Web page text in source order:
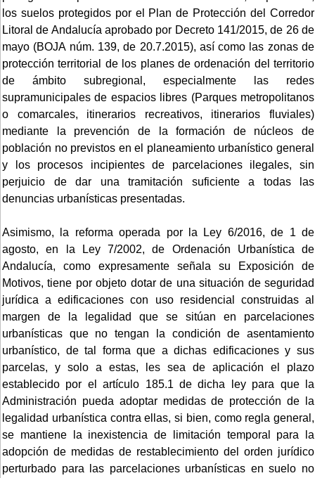
los suelos protegidos por el Plan de Protección del Corredor
Litoral de Andalucía aprobado por Decreto 141/2015, de 26 de
mayo (BOJA núm. 139, de 20.7.2015), así como las zonas de
protección territorial de los planes de ordenación del territorio
de ámbito subregional, especialmente las redes
supramunicipales de espacios libres (Parques metropolitanos
o comarcales, itinerarios recreativos, itinerarios fluviales)
mediante la prevención de la formación de núcleos de
población no previstos en el planeamiento urbanístico general
y los procesos incipientes de parcelaciones ilegales, sin
perjuicio de dar una tramitación suficiente a todas las
denuncias urbanísticas presentadas.
Asimismo, la reforma operada por la Ley 6/2016, de 1 de
agosto, en la Ley 7/2002, de Ordenación Urbanística de
Andalucía, como expresamente señala su Exposición de
Motivos, tiene por objeto dotar de una situación de seguridad
jurídica a edificaciones con uso residencial construidas al
margen de la legalidad que se sitúan en parcelaciones
urbanísticas que no tengan la condición de asentamiento
urbanístico, de tal forma que a dichas edificaciones y sus
parcelas, y solo a estas, les sea de aplicación el plazo
establecido por el artículo 185.1 de dicha ley para que la
Administración pueda adoptar medidas de protección de la
legalidad urbanística contra ellas, si bien, como regla general,
se mantiene la inexistencia de limitación temporal para la
adopción de medidas de restablecimiento del orden jurídico
perturbado para las parcelaciones urbanísticas en suelo no